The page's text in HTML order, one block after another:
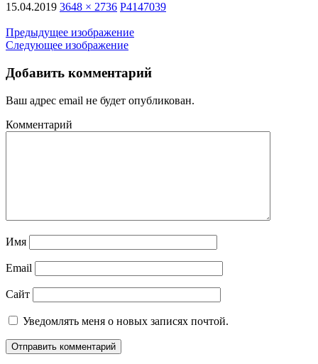
15.04.2019 3648 × 2736 P4147039
Предыдущее изображение
Следующее изображение
Добавить комментарий
Ваш адрес email не будет опубликован.
Комментарий
Имя
Email
Сайт
Уведомлять меня о новых записях почтой.